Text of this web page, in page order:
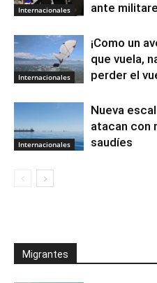
Internacionales
ante
Internacionales
¡Como un
que vuela,
perder el
Internacionales
Nueva
atacan con
saudíes
Migrantes